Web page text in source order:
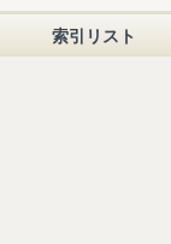
索引リスト